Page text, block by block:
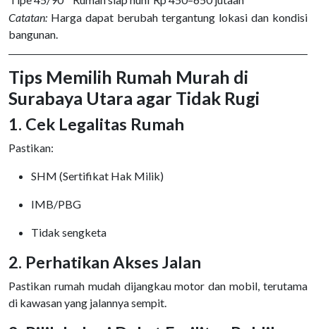
Catatan: Harga dapat berubah tergantung lokasi dan kondisi
bangunan.
Tips Memilih Rumah Murah di
Surabaya Utara agar Tidak Rugi
1. Cek Legalitas Rumah
Pastikan:
SHM (Sertifikat Hak Milik)
IMB/PBG
Tidak sengketa
2. Perhatikan Akses Jalan
Pastikan rumah mudah dijangkau motor dan mobil, terutama
di kawasan yang jalannya sempit.